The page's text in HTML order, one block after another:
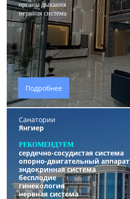
органы дыхания
нервная система
Подробнее
Санатории
Янгиер
РЕКОМЕНДУЕМ
сердечно-сосудистая система
опорно-двигательный аппарат
эндокринная система
бесплодие
гинекология
нервная система